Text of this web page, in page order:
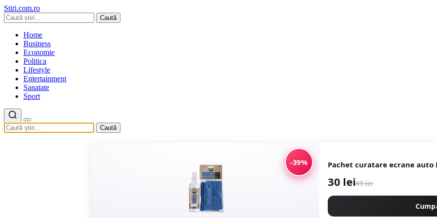
Stiri.com.ro
Caută
Home
Business
Economie
Politica
Lifestyle
Entertainment
Sanatate
Sport
Caută
-39% Pachet curatare ecrane auto
30 lei49 lei